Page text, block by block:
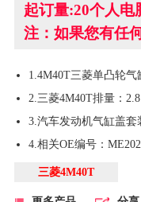
起订量:20个人电
注：如果您有任
1.4M40T三菱单凸轮气
2.三菱4M40T排量：2.8
3.汽车发动机气缸盖
4.相关OE编号：
三菱4M40T